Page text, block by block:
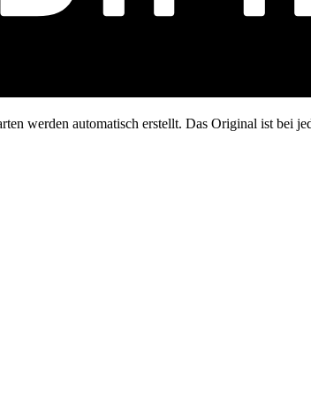
werden automatisch erstellt. Das Original ist bei